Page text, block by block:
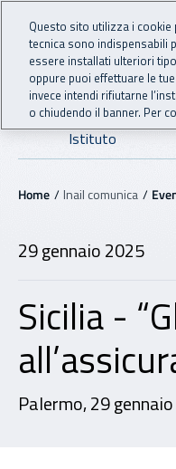
Vai al menu principale
Vai al contenuto principale
INAIL -
Istituto
Navigazione - Ti trovi
Home Inail comunica
29 gennaio 2025
Sicilia -
Palermo, 29
Questo sito utilizza i cookie
tecnica sono indispensabili
essere installati ulteriori
oppure puoi effettuare le
invece intendi rifiutarne
o chiudendo il banner. Per